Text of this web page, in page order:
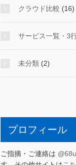
クラウド比較 (16)
サービス一覧・3
未分類 (2)
プロフィール
ご指摘・ご連絡は